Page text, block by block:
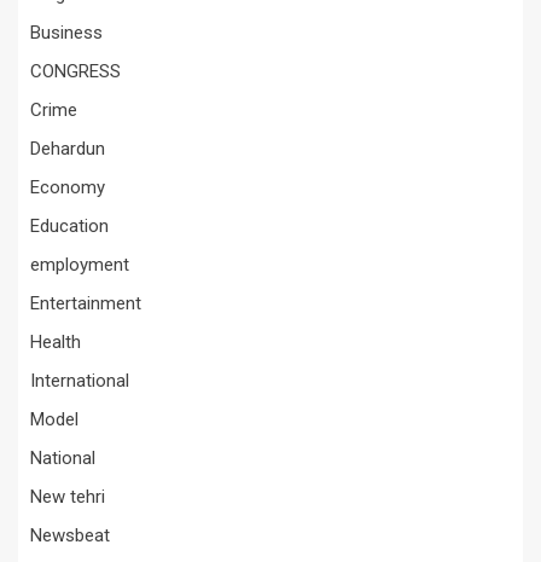
Business
CONGRESS
Crime
Dehardun
Economy
Education
employment
Entertainment
Health
International
Model
National
New tehri
Newsbeat